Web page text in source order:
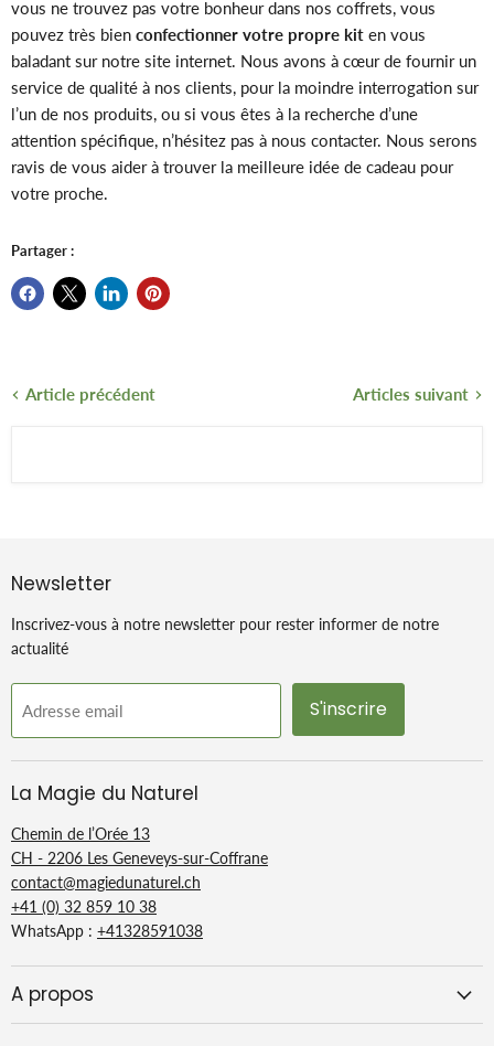
vous ne trouvez pas votre bonheur dans nos coffrets, vous
pouvez très bien confectionner votre propre kit en vous
baladant sur notre site internet. Nous avons à cœur de fournir un
service de qualité à nos clients, pour la moindre interrogation sur
l’un de nos produits, ou si vous êtes à la recherche d’une
attention spécifique, n’hésitez pas à nous contacter. Nous serons
ravis de vous aider à trouver la meilleure idée de cadeau pour
votre proche.
Partager :
Article précédent Articles suivant
Newsletter
Inscrivez-vous à notre newsletter pour rester informer de notre
actualité
Adresse email S'inscrire
La Magie du Naturel
Chemin de l’Orée 13
CH - 2206 Les Geneveys-sur-Coffrane
contact@magiedunaturel.ch
+41 (0) 32 859 10 38
WhatsApp : +41328591038
A propos